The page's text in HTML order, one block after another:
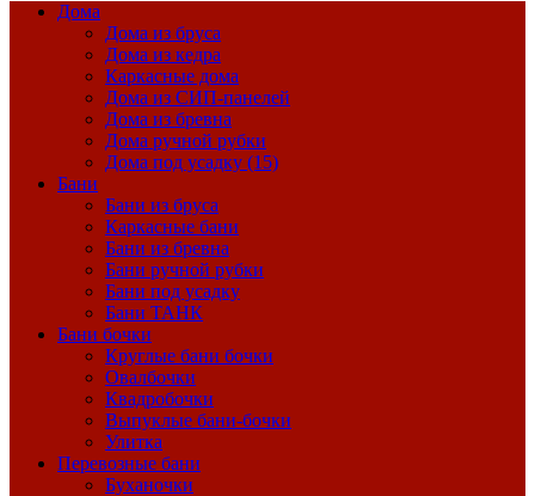
Дома
Дома из бруса
Дома из кедра
Каркасные дома
Дома из СИП-панелей
Дома из бревна
Дома ручной рубки
Дома под усадку (15)
Бани
Бани из бруса
Каркасные бани
Бани из бревна
Бани ручной рубки
Бани под усадку
Бани ТАНК
Бани бочки
Круглые бани бочки
Овалбочки
Квадробочки
Выпуклые бани-бочки
Улитка
Перевозные бани
Буханочки